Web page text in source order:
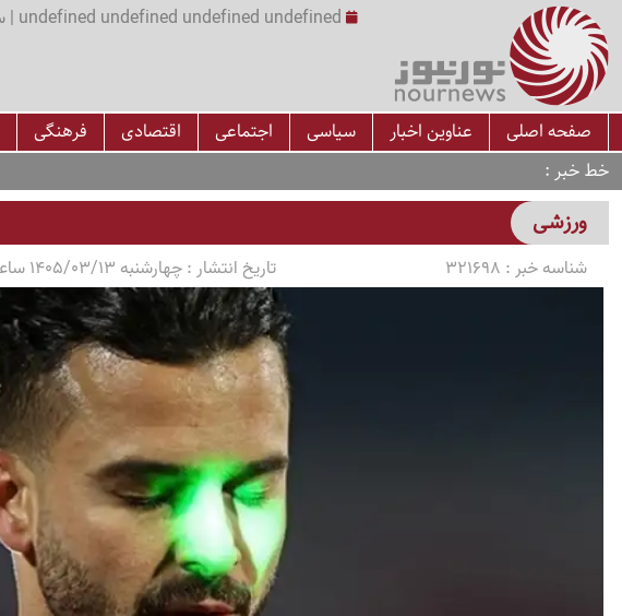
undefined undefined undefined undefined | ساعت undefined:undefined
صفحه اصلی عناوین اخبار سیاسی اجتماعی اقتصادی فرهنگی
خط خبر
ورزشی
شناسه خبر : 321698 تاریخ انتشار :چهارشنبه 1405/03/13 ساعت 20:58